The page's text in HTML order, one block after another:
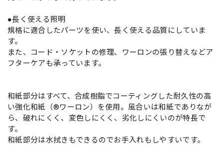
●長く使える照明
規格に適合したパーツを使い、長く使える品質にしていま
す。
また、コード・ソケットの修理、ワーロンの張り替えなどア
フターケアも承っています。
和紙部分はすべて、合成樹脂でコーティングした耐久性の高
い強化和紙（®ワーロン）を使用。風合いは和紙でありなが
ら、破れにくく、変色しにくく、劣化しにくいのが特長で
す。
和紙部分は水拭きもできるのでお手入れもしやすいです。